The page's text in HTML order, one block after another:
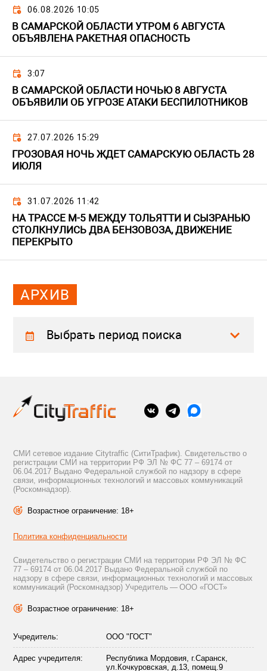
06.08.2026 10:05
В САМАРСКОЙ ОБЛАСТИ УТРОМ 6 АВГУСТА
ОБЪЯВЛЕНА РАКЕТНАЯ ОПАСНОСТЬ
3:07
В САМАРСКОЙ ОБЛАСТИ НОЧЬЮ 8 АВГУСТА
ОБЪЯВИЛИ ОБ УГРОЗЕ АТАКИ БЕСПИЛОТНИКОВ
27.07.2026 15:29
ГРОЗОВАЯ НОЧЬ ЖДЕТ САМАРСКУЮ ОБЛАСТЬ 28
ИЮЛЯ
31.07.2026 11:42
НА ТРАССЕ М-5 МЕЖДУ ТОЛЬЯТТИ И СЫЗРАНЬЮ
СТОЛКНУЛИСЬ ДВА БЕНЗОВОЗА, ДВИЖЕНИЕ
ПЕРЕКРЫТО
АРХИВ
Выбрать период поиска
СМИ сетевое издание Citytraffic (СитиТрафик). Свидетельство о
регистрации СМИ на территории РФ ЭЛ № ФС 77 – 69174 от
06.04.2017 Выдано Федеральной службой по надзору в сфере
связи, информационных технологий и массовых коммуникаций
(Роскомнадзор).
Возрастное ограничение: 18+
Политика конфиденциальности
Свидетельство о регистрации СМИ на территории РФ ЭЛ № ФС
77 – 69174 от 06.04.2017 Выдано Федеральной службой по
надзору в сфере связи, информационных технологий и массовых
коммуникаций (Роскомнадзор) Учредитель — ООО «ГОСТ»
Возрастное ограничение: 18+
Учредитель: ООО "ГОСТ"
Адрес учредителя:
Республика Мордовия, г.Саранск,
ул.Кочкуровская, д.13, помещ.9